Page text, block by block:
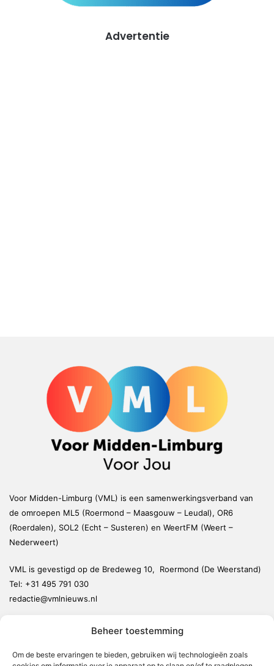
Beheer toestemming
Om de beste ervaringen te bieden, gebruiken wij technologieën zoals
Advertentie
Voor Midden-Limburg (VML) is een samenwerkingsverband van
de omroepen ML5 (Roermond – Maasgouw – Leudal), OR6
(Roerdalen), SOL2 (Echt – Susteren) en WeertFM (Weert –
Nederweert)
VML is gevestigd op de Bredeweg 10, Roermond (De Weerstand)
Tel: +31 495 791 030
redactie@vmlnieuws.nl